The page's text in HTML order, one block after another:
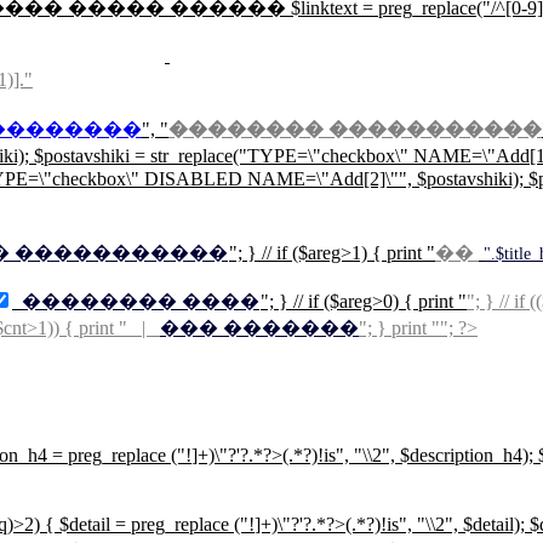
����� ������ $linktext = preg_replace("/^[0-9]{3}/
", "�������� �����������
$postavshiki = str_replace("TYPE=\"checkbox\"
DISABLED NAME=\"Add[2]\"", $postavshiki);
�����������"; } // if ($areg>1) { print "��
�������� ����"; } // if ($areg>0) { print ""; } // if
{ print " | ��� �������"; } print ""; ?>
= preg_replace ("!]+)\"?'?.*?>(.*?)!is", "\\2", $description_h4);
{ $detail = preg_replace ("!]+)\"?'?.*?>(.*?)!is", "\\2", $detail);